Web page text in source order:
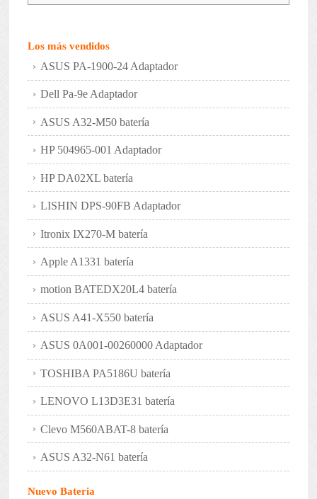
Los más vendidos
ASUS PA-1900-24 Adaptador
Dell Pa-9e Adaptador
ASUS A32-M50 batería
HP 504965-001 Adaptador
HP DA02XL batería
LISHIN DPS-90FB Adaptador
Itronix IX270-M batería
Apple A1331 batería
motion BATEDX20L4 batería
ASUS A41-X550 batería
ASUS 0A001-00260000 Adaptador
TOSHIBA PA5186U batería
LENOVO L13D3E31 batería
Clevo M560ABAT-8 batería
ASUS A32-N61 batería
Nuevo Bateria